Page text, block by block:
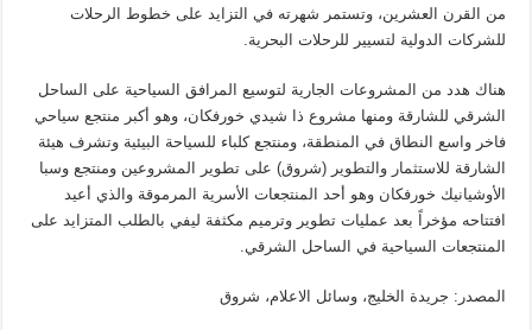
من القرن العشرين، وتستمر شهرته في التزايد على خطوط الرحلات
للشركات الدولية لتسيير للرحلات البحرية.
هناك هدد من المشروعات الجارية لتوسيع المرافق السياحية على الساحل
الشرقي للشارقة ومنها مشروع ذا شيدي خورفكان، وهو أكبر منتجع سياحي
فاخر واسع النطاق في المنطقة، ومنتجع كلباء للسياحة البيئية وتشرف هيئة
الشارقة للاستثمار والتطوير (شروق) على تطوير المشروعين ومنتجع وسبا
الأوشيانيك خورفكان وهو أحد المنتجعات الأسرية المرموقة والذي أعيد
افتتاحه مؤخراً بعد عمليات تطوير وترميم مكثفة ليفي بالطلب المتزايد على
المنتجعات السياحية في الساحل الشرقي.
المصدر: جريدة الخليج، وسائل الاعلام، شروق